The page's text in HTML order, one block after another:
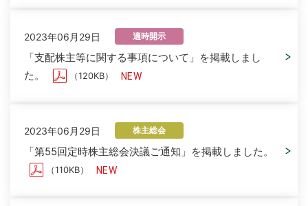
2023年06月29日 適時開示
「支配株主等に関する事項について」を掲載しまし
た。
（120KB）
2023年06月29日 株主総会
「第55回定時株主総会決議ご通知」を掲載しました。
（110KB）